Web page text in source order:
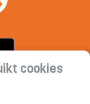
|
cookies